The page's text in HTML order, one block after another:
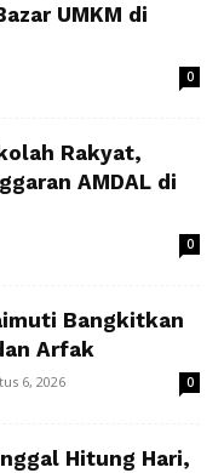
UMKM di
0
Rakyat,
AMDAL di
0
Bangkitkan
Arfak
6, 2026 0
Hitung Hari,